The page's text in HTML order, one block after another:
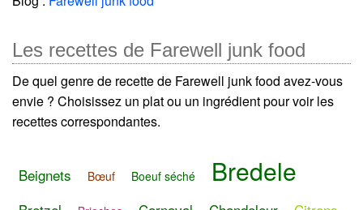
Les recettes de Farewell junk food
De quel genre de recette de Farewell junk food avez-vous
envie ? Choisissez un plat ou un ingrédient pour voir les
recettes correspondantes.
Beignets Bœuf Boeuf séché Bredele